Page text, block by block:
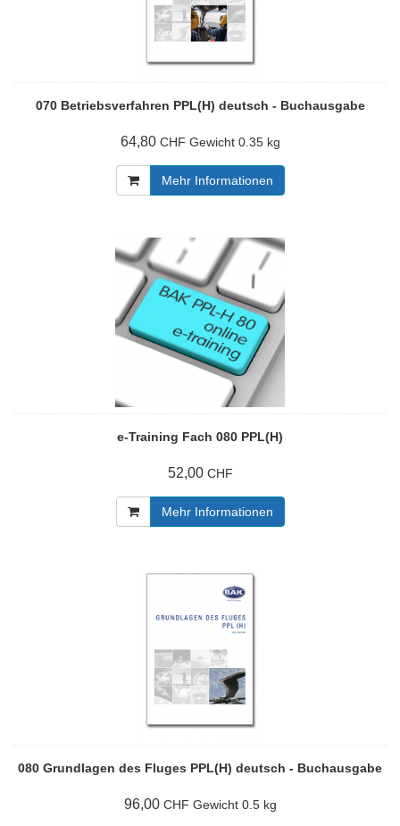
070 Betriebsverfahren PPL(H) deutsch - Buchausgabe
64,80 CHF Gewicht 0.35 kg
Mehr Informationen
e-Training Fach 080 PPL(H)
52,00 CHF
Mehr Informationen
080 Grundlagen des Fluges PPL(H) deutsch - Buchausgabe
96,00 CHF Gewicht 0.5 kg